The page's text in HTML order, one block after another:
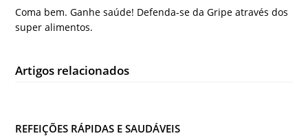
Coma bem. Ganhe saúde! Defenda-se da Gripe através dos
super alimentos.
Artigos relacionados
REFEIÇÕES RÁPIDAS E SAUDÁVEIS